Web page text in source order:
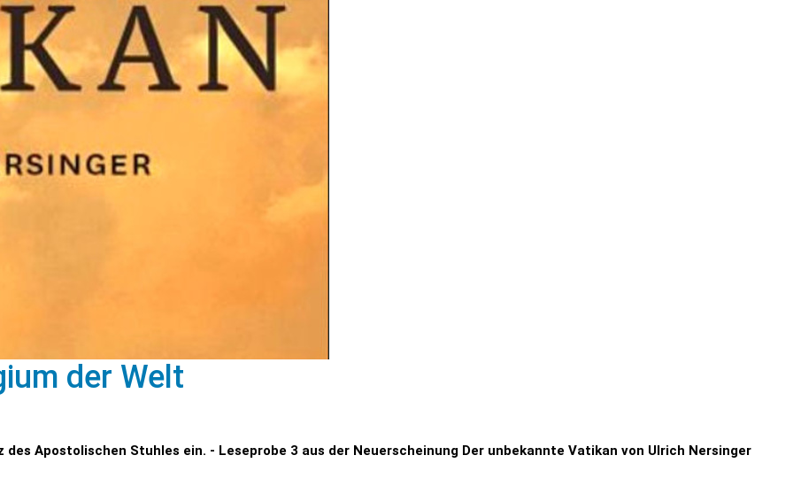
der Welt
Apostolischen Stuhles ein. - Leseprobe 3 aus der Neuerscheinung Der unbekannte Vatikan von Ulrich Nersinger